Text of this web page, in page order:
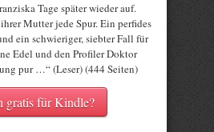
Tage später wieder auf.
Mutter jede Spur. Ein perfides
ein schwieriger, siebter Fall für
Edel und den Profiler Doktor
pur …“ (Leser) (444 Seiten)
gratis für Kindle?